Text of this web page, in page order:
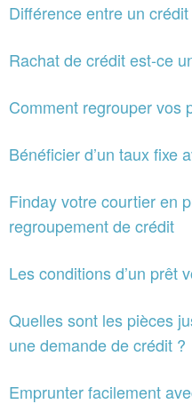
Différence entre un
Rachat de crédit est-ce
Comment regrouper vos
Bénéficier d’un taux fixe
Finday votre courtier en
regroupement de crédit
Les conditions d’un prêt
Quelles sont les pièces
une demande de crédit ?
Emprunter facilement